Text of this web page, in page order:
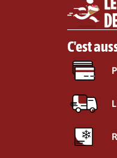
C'est